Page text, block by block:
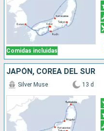
Comidas incluidas
JAPÓN, COREA DEL SUR
Silver Muse 13 d